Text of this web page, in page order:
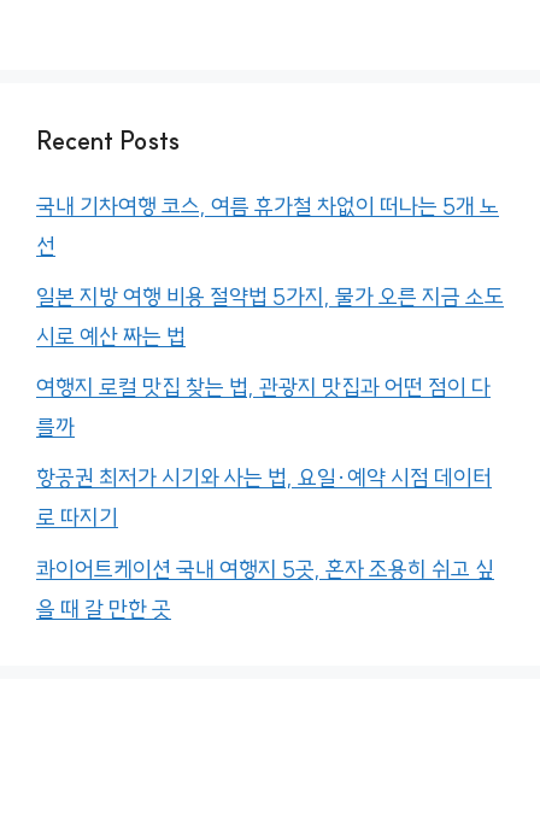
Recent Posts
국내 기차여행 코스, 여름 휴가철 차없이 떠나는 5개 노
선
일본 지방 여행 비용 절약법 5가지, 물가 오른 지금 소도
시로 예산 짜는 법
여행지 로컬 맛집 찾는 법, 관광지 맛집과 어떤 점이 다
를까
항공권 최저가 시기와 사는 법, 요일·예약 시점 데이터
로 따지기
콰이어트케이션 국내 여행지 5곳, 혼자 조용히 쉬고 싶
을 때 갈 만한 곳